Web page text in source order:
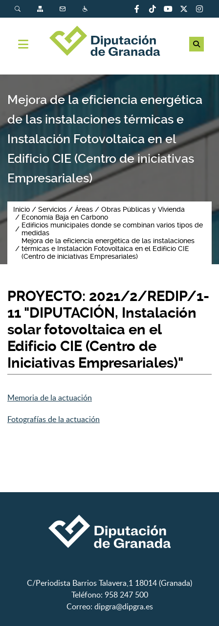
Mejora de la eficiencia energética
de las instalaciones térmicas e
Instalación Fotovoltaica en el
Edificio CIE (Centro de iniciativas
Empresariales)
Inicio Servicios Áreas
Obras Públicas y Vivienda
Economía Baja en Carbono
Edificios municipales donde se combinan varios tipos de
medidas
Mejora de la eficiencia energética de las instalaciones
térmicas e Instalación Fotovoltaica en el Edificio CIE
(Centro de iniciativas Empresariales)
PROYECTO: 2021/2/REDIP/1-
11 "DIPUTACIÓN, Instalación
solar fotovoltaica en el
Edificio CIE (Centro de
Iniciativas Empresariales)"
Memoria de la actuación
Fotografías de la actuación
C/Periodista Barrios Talavera,1 18014 (Granada)
Teléfono: 958 247 500
Correo: dipgra@dipgra.es